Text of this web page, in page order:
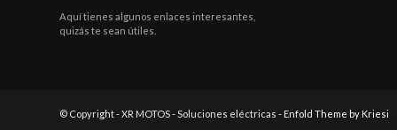
Aquí tienes algunos enlaces interesantes,
quizás te sean útiles.
© Copyright - XR MOTOS - Soluciones eléctricas - Enfold Theme by Kriesi